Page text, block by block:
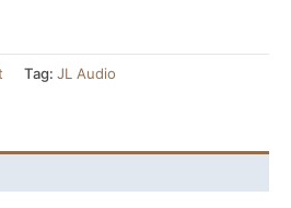
Tag: JL Audio